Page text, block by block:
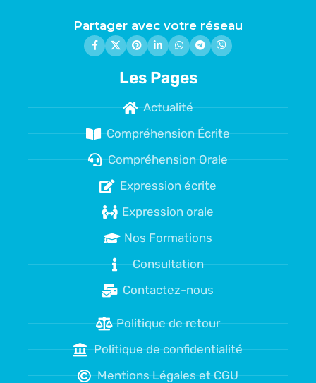
Partager avec votre réseau
Les Pages
Actualité
Compréhension Écrite
Compréhension Orale
Expression écrite
Expression orale
Nos Formations
Consultation
Contactez-nous
Politique de retour
Politique de confidentialité
Mentions Légales et CGU